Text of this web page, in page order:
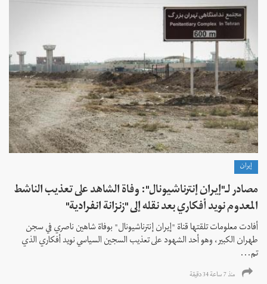
إيران
مصادر لـ"إيران إنترناشيونال": وفاة الشاهد على تعذيب الناشط
المعدوم نويد أفكاري بعد نقله إلى "زنزانة انفرادية"
أفادت معلومات تلقتها قناة "إيران إنترناشيونال" بوفاة شاهين ناصري في سجن
طهران الكبير، وهو أحد الشهود على تعذيب السجين السياسي نويد أفكاري الذي
تم...
منذ 7 ساعة 34 دقیقة